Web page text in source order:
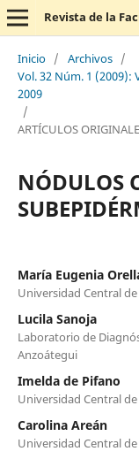
Revista de la
Inicio / Archivos /
Vol. 32 Núm. 1 (2009):
2009
/
ARTÍCULOS
NÓDULOS
María Eugenia
Universidad Central
Lucila Sanoja
Laboratorio de
Anzoátegui
Imelda de Pifano
Universidad Central
Carolina Areán
Universidad Central